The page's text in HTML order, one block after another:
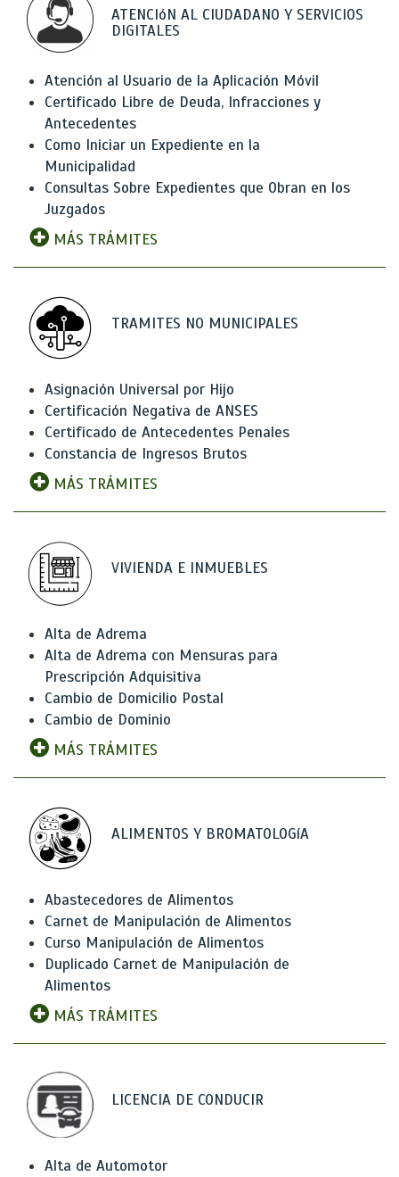
ATENCIóN AL CIUDADANO Y SERVICIOS
DIGITALES
Atención al Usuario de la Aplicación Móvil
Certificado Libre de Deuda, Infracciones y
Antecedentes
Como Iniciar un Expediente en la
Municipalidad
Consultas Sobre Expedientes que Obran en los
Juzgados
MÁS TRÁMITES
TRAMITES NO MUNICIPALES
Asignación Universal por Hijo
Certificación Negativa de ANSES
Certificado de Antecedentes Penales
Constancia de Ingresos Brutos
MÁS TRÁMITES
VIVIENDA E INMUEBLES
Alta de Adrema
Alta de Adrema con Mensuras para
Prescripción Adquisitiva
Cambio de Domicilio Postal
Cambio de Dominio
MÁS TRÁMITES
ALIMENTOS Y BROMATOLOGíA
Abastecedores de Alimentos
Carnet de Manipulación de Alimentos
Curso Manipulación de Alimentos
Duplicado Carnet de Manipulación de
Alimentos
MÁS TRÁMITES
LICENCIA DE CONDUCIR
Alta de Automotor